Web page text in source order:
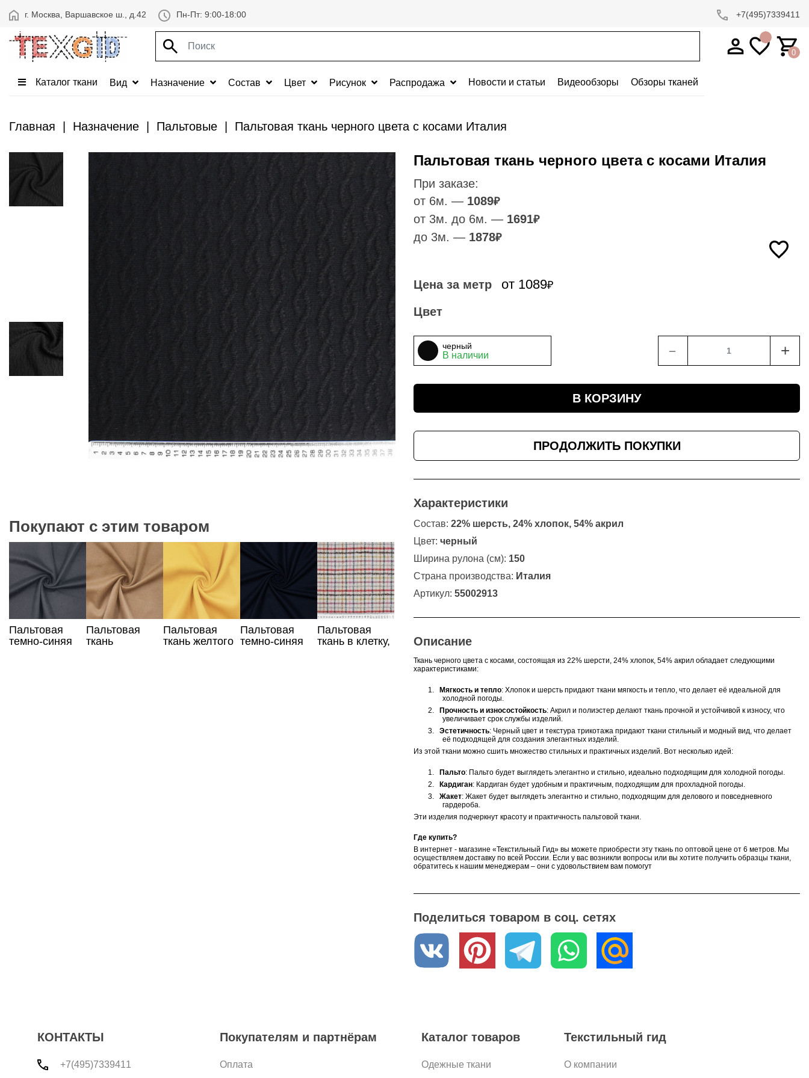
г. Москва, Варшавское ш., д.42 Пн-Пт: 9:00-18:00 +7(495)7339411
0
Каталог ткани Вид Назначение Состав Цвет Рисунок Распродажа Новости и статьи Видеообзоры Обзоры тканей
Главная Назначение Пальтовые Пальтовая ткань черного цвета с косами Италия
Пальтовая ткань черного цвета с косами Италия
При заказе:
от 6м. — 1089₽
от 3м. до 6м. — 1691₽
до 3м. — 1878₽
Цена за метр от 1089₽
Цвет
черный
В наличии ﹣ +
В КОРЗИНУ
ПРОДОЛЖИТЬ ПОКУПКИ
Характеристики
Состав: 22% шерсть, 24% хлопок, 54% акрил
Цвет: черный
Ширина рулона (см): 150
Страна производства: Италия
Артикул: 55002913
Описание
Ткань черного цвета с косами, состоящая из 22% шерсти, 24% хлопок, 54% акрил обладает следующими
характеристиками:
1. Мягкость и тепло: Хлопок и шерсть придают ткани мягкость и тепло, что делает её идеальной для
холодной погоды.
2.
Прочность и износостойкость: Акрил и полиэстер делают ткань прочной и устойчивой к износу, что
увеличивает срок службы изделий.
3.
Эстетичность: Черный цвет и текстура трикотажа придают ткани стильный и модный вид, что делает
её подходящей для создания элегантных изделий.
Из этой ткани можно сшить множество стильных и практичных изделий. Вот несколько идей:
1. Пальто: Пальто будет выглядеть элегантно и стильно, идеально подходящим для холодной погоды.
2.
Кардиган: Кардиган будет удобным и практичным, подходящим для прохладной погоды.
3.
Жакет: Жакет будет выглядеть элегантно и стильно, подходящим для делового и повседневного
гардероба.
Эти изделия подчеркнут красоту и практичность пальтовой ткани.
Где купить?
В интернет - магазине «Текстильный Гид» вы можете приобрести эту ткань по оптовой цене от 6 метров. Мы
осуществляем доставку по всей России. Если у вас возникли вопросы или вы хотите получить образцы ткани,
обратитесь к нашим менеджерам – они с удовольствием вам помогут
Поделиться товаром в соц. сетях
Покупают с этим товаром
Пальтовая
темно-синяя
Пальтовая
ткань
Пальтовая
ткань желтого
Пальтовая
темно-синяя
Пальтовая
ткань в клетку,
КОНТАКТЫ
+7(495)7339411
Покупателям и партнёрам
Оплата
Каталог товаров
Одежные ткани
Текстильный гид
О компании